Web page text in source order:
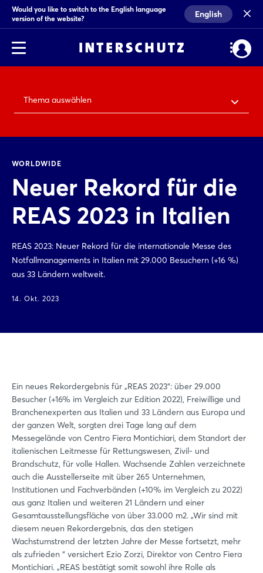
Would you like to switch to the English language
version of the website?
English
Thema auswählen
WORLDWIDE
Neuer Rekord für die
REAS 2023 in Italien
REAS 2023: Neuer Rekord für die internationale Messe des
Notfallmanagements in Italien mit 29.000 Besuchern (+16 %)
aus 33 Ländern weltweit.
14. Okt. 2023
Ein neues Rekordergebnis für „REAS 2023“: über 29.000
Besucher (+16% im Vergleich zur Edition 2022), Freiwillige und
Branchenexperten aus Italien und 33 Ländern aus Europa und
der ganzen Welt, sorgten drei Tage lang auf dem
Messegelände von Centro Fiera Montichiari, dem Standort der
italienischen Leitmesse für Rettungswesen, Zivil- und
Brandschutz, für volle Hallen. Wachsende Zahlen verzeichnete
auch die Ausstellerseite mit über 265 Unternehmen,
Institutionen und Fachverbänden (+10% im Vergleich zu 2022)
aus ganz Italien und weiteren 21 Ländern und einer
Gesamtausstellungsfläche von über 33.000 m2. „Wir sind mit
diesem neuen Rekordergebnis, das den stetigen
Wachstumstrend der letzten Jahre der Messe fortsetzt, mehr
als zufrieden “ versichert Ezio Zorzi, Direktor von Centro Fiera
Montichiari. „REAS bestätigt somit sowohl ihre Rolle als